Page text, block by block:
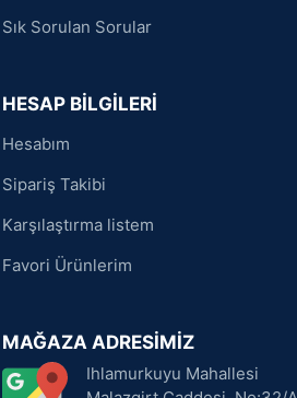
Sık Sorulan Sorular
HESAP BİLGİLERİ
Hesabım
Sipariş Takibi
Karşılaştırma listem
Favori Ürünlerim
MAĞAZA ADRESİMİZ
Ihlamurkuyu Mahallesi